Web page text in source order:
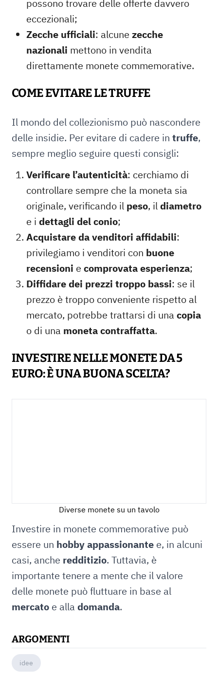
possono trovare delle offerte davvero
eccezionali;
Zecche ufficiali: alcune zecche
nazionali mettono in vendita
direttamente monete commemorative.
COME EVITARE LE TRUFFE
Il mondo del collezionismo può nascondere
delle insidie. Per evitare di cadere in truffe,
sempre meglio seguire questi consigli:
Verificare l’autenticità: cerchiamo di
controllare sempre che la moneta sia
originale, verificando il peso, ildiametro
e i dettagli del conio;
Acquistare da venditori affidabili:
privilegiamo i venditori con buone
recensioni e comprovata esperienza;
Diffidare dei prezzi troppo bassi: se il
prezzo è troppo conveniente rispetto al
mercato, potrebbe trattarsi di una copia
o di una moneta contraffatta.
INVESTIRE NELLE MONETE DA 5
EURO: È UNA BUONA SCELTA?
Diverse monete su un tavolo
Investire in monete commemorative può
essere un hobby appassionante e, in alcuni
casi, anche redditizio. Tuttavia, è
importante tenere a mente che il valore
delle monete può fluttuare in base al
mercato e alla domanda.
ARGOMENTI
idee